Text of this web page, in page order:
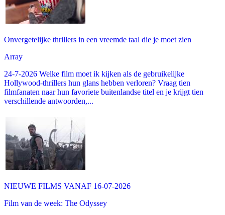
Onvergetelijke thrillers in een vreemde taal die je moet zien
Array
24-7-2026 Welke film moet ik kijken als de gebruikelijke
Hollywood-thrillers hun glans hebben verloren? Vraag tien
filmfanaten naar hun favoriete buitenlandse titel en je krijgt tien
verschillende antwoorden,...
NIEUWE FILMS VANAF 16-07-2026
Film van de week: The Odyssey